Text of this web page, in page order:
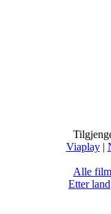
Viaplay|
Alle
Etter land